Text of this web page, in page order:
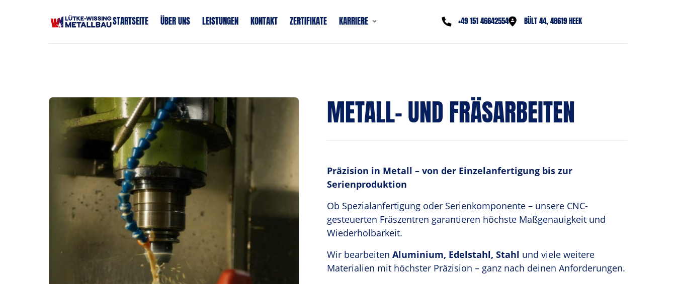
STARTSEITE ÜBER UNS LEISTUNGEN KONTAKT ZERTIFIKATE KARRIERE ‭+49 151 46642554‬ BÜLT 44, 48619 HEEK
Slide 1 of 2 METALL- UND FRÄSARBEITEN
Präzision in Metall – von der Einzelanfertigung bis zur
Serienproduktion
Ob Spezialanfertigung oder Serienkomponente – unsere CNC-
gesteuerten Fräszentren garantieren höchste Maßgenauigkeit und
Wiederholbarkeit.
Wir bearbeiten Aluminium, Edelstahl, Stahl und viele weitere
Materialien mit höchster Präzision – ganz nach deinen Anforderungen.
METALLBAUER /